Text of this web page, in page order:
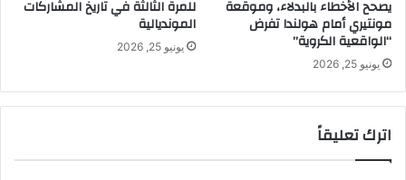
يصحح الأخطاء بالبدلاء، وموقعة
مونتيري أمام هولندا تفرض
“الواقعية الكروية”
يونيو 25, 2026
للمرة الثالثة في تاريخ المشاركات
المونديالية
يونيو 25, 2026
اترك تعليقاً